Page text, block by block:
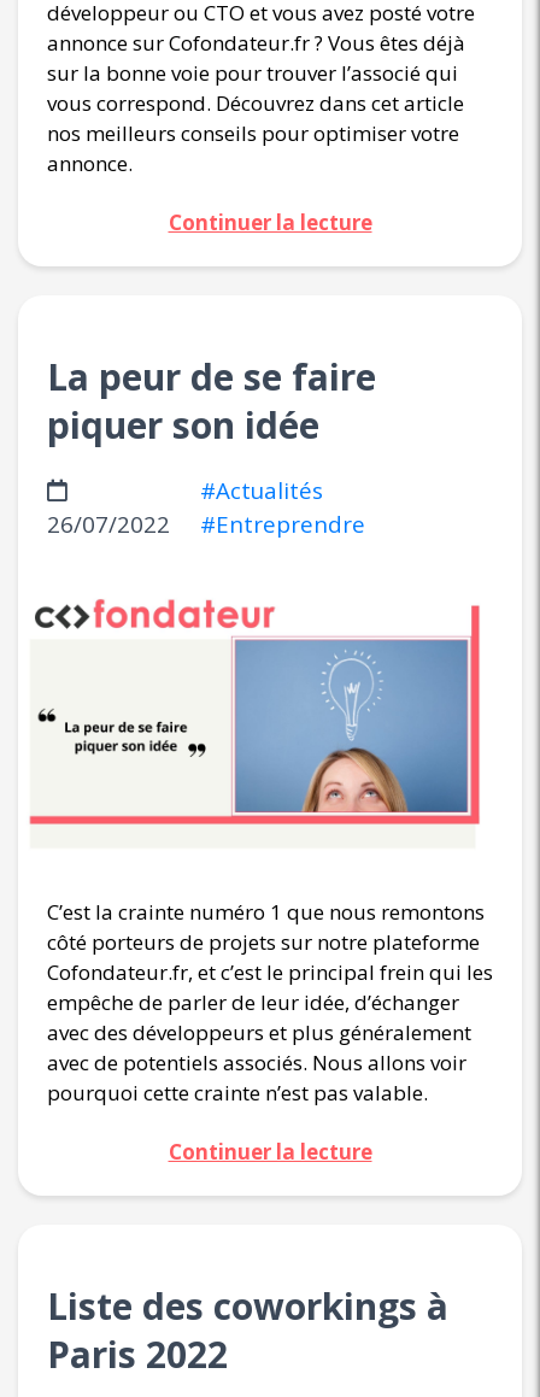
développeur ou CTO et vous avez posté votre
annonce sur Cofondateur.fr ? Vous êtes déjà
sur la bonne voie pour trouver l’associé qui
vous correspond. Découvrez dans cet article
nos meilleurs conseils pour optimiser votre
annonce.
Continuer la lecture
La peur de se faire
piquer son idée
26/07/2022
#Actualités
#Entreprendre
C’est la crainte numéro 1 que nous remontons
côté porteurs de projets sur notre plateforme
Cofondateur.fr, et c’est le principal frein qui les
empêche de parler de leur idée, d’échanger
avec des développeurs et plus généralement
avec de potentiels associés. Nous allons voir
pourquoi cette crainte n’est pas valable.
Continuer la lecture
Liste des coworkings à
Paris 2022